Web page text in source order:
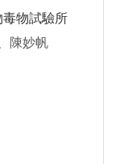
物試驗所
陳妙帆